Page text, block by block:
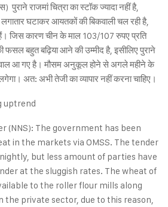
पुराने राजमां चित्रा का स्टॉक ज्यादा नहीं है,
घटाकर आयतकों की बिकवाली चल रही है,
जिस कारण चीन के माल 103/107 रुपए प्रति
फसल बहुत बढ़िया आने की उम्मीद है, इसीलिए पुराने
आ गए है। मौसम अनुकूल होने से अगले महीने के
अत: अभी तेजी का व्यापार नहीं करना चाहिए।
uptrend
(NNS): The government has been
in the markets via OMSS. The tender
but less amount of parties have
at the sluggish rates. The wheat of
to the roller flour mills along
the private sector, due to this reason,